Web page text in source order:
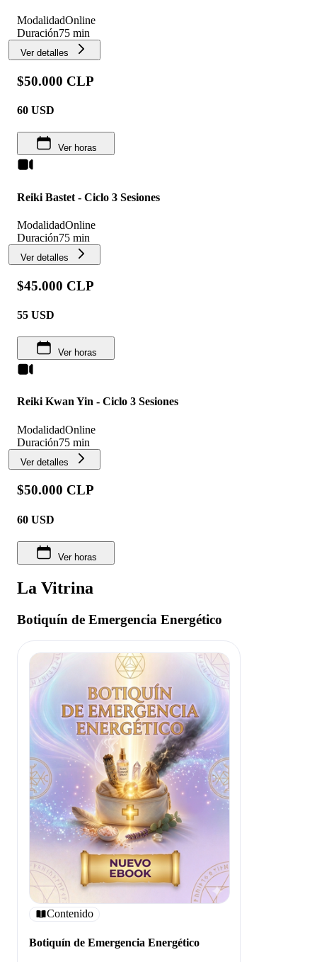
ModalidadOnline
Duración75 min
Ver detalles
$50.000 CLP
60 USD
Ver horas
Reiki Bastet - Ciclo 3 Sesiones
ModalidadOnline
Duración75 min
Ver detalles
$45.000 CLP
55 USD
Ver horas
Reiki Kwan Yin - Ciclo 3 Sesiones
ModalidadOnline
Duración75 min
Ver detalles
$50.000 CLP
60 USD
Ver horas
La Vitrina
Botiquín de Emergencia Energético
Contenido
Botiquín de Emergencia Energético